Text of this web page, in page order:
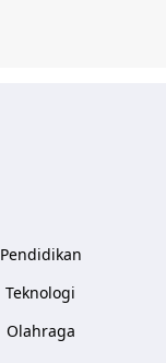
Pendidikan
Teknologi
Olahraga